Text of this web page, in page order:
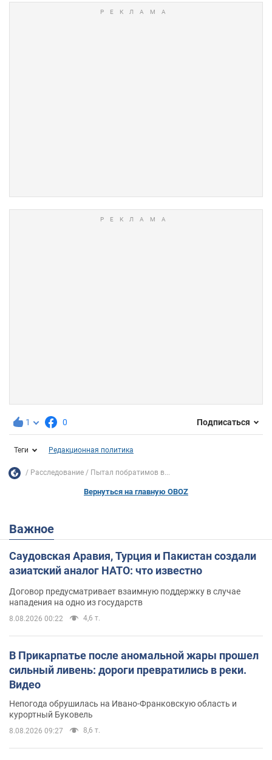
1 0 Подписаться
Теги Редакционная политика
Расследование Пытал побратимов в...
Вернуться на главную OBOZ
Важное
Саудовская Аравия, Турция и Пакистан создали
азиатский аналог НАТО: что известно
Договор предусматривает взаимную поддержку в случае
нападения на одно из государств
8.08.2026 00:22 4,6 т.
В Прикарпатье после аномальной жары прошел
сильный ливень: дороги превратились в реки.
Видео
Непогода обрушилась на Ивано-Франковскую область и
курортный Буковель
8.08.2026 09:27 8,6 т.